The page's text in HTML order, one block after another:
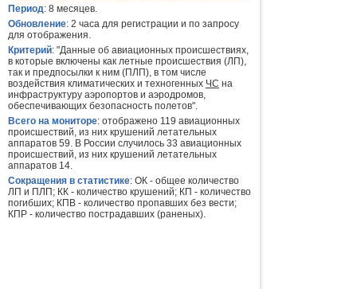
Период: 8 месяцев.
Обновление: 2 часа для регистрации и по запросу
для отображения.
Критерий: "Данные об авиационных происшествиях,
в которые включены как летные происшествия (ЛП),
так и предпосылки к ним (ПЛП), в том числе
воздействия климатических и техногенных ЧС на
инфраструктуру аэропортов и аэродромов,
обеспечивающих безопасность полетов".
Всего на мониторе: отображено 119 авиационных
происшествий, из них крушений летательных
аппаратов 59. В России случилось 33 авиационных
происшествий, из них крушений летательных
аппаратов 14.
Сокращения в статистике: ОК - общее количество
ЛП и ПЛП; КК - количество крушений; КП - количество
погибших; КПВ - количество пропавших без вести;
КПР - количество пострадавших (раненых).